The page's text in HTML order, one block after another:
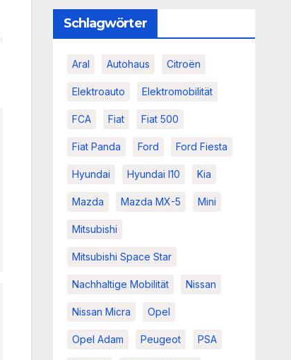
Schlagwörter
Aral Autohaus Citroën
Elektroauto Elektromobilität
FCA Fiat Fiat 500
Fiat Panda Ford Ford Fiesta
Hyundai Hyundai I10 Kia
Mazda Mazda MX-5 Mini
Mitsubishi
Mitsubishi Space Star
Nachhaltige Mobilität Nissan
Nissan Micra Opel
Opel Adam Peugeot PSA